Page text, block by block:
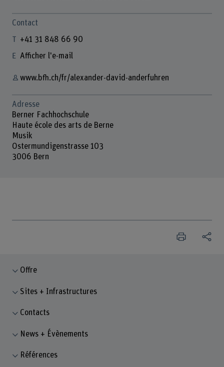
Contact
+41 31 848 66 90
Afficher l'e-mail
www.bfh.ch/fr/alexander-david-anderfuhren
Adresse
Berner Fachhochschule
Haute école des arts de Berne
Musik
Ostermundigenstrasse 103
3006 Bern
Offre
Sites + Infrastructures
Contacts
News + Évènements
Références